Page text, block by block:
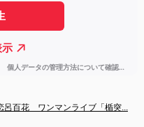
呂百花　ワンマンライブ「楯突...